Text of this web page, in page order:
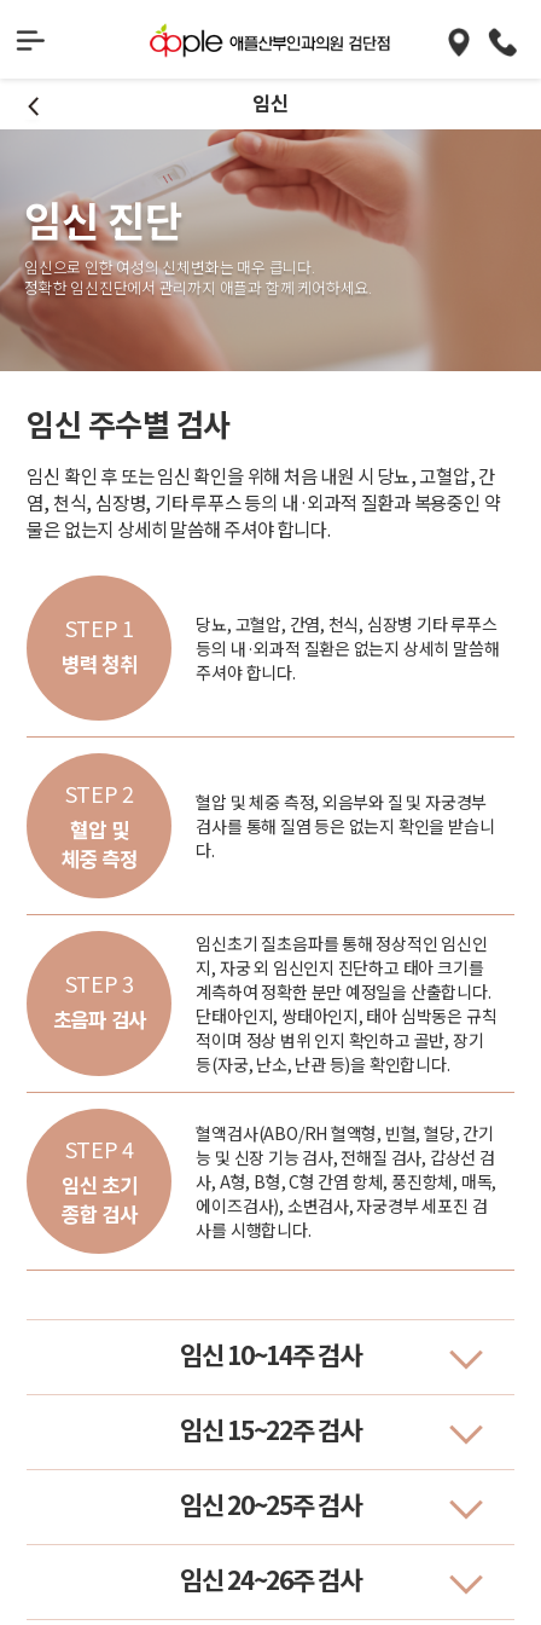
임신
임신 진단
임신으로 인한 여성의 신체변화는 매우 큽니다.
정확한 임신진단에서 관리까지 애플과 함께 케어하세요.
임신 주수별 검사
임신 확인 후 또는 임신 확인을 위해 처음 내원 시 당뇨, 고혈압, 간
염, 천식, 심장병, 기타 루푸스 등의 내·외과적 질환과 복용중인 약
물은 없는지 상세히 말씀해 주셔야 합니다.
STEP 1
병력 청취
당뇨, 고혈압, 간염, 천식, 심장병 기타 루푸스
등의 내·외과적 질환은 없는지 상세히 말씀해
주셔야 합니다.
STEP 2
혈압 및
체중 측정
혈압 및 체중 측정, 외음부와 질 및 자궁경부
검사를 통해 질염 등은 없는지 확인을 받습니
다.
STEP 3
초음파 검사
임신초기 질초음파를 통해 정상적인 임신인
지, 자궁 외 임신인지 진단하고 태아 크기를
계측하여 정확한 분만 예정일을 산출합니다.
단태아인지, 쌍태아인지, 태아 심박동은 규칙
적이며 정상 범위 인지 확인하고 골반, 장기
등(자궁, 난소, 난관 등)을 확인합니다.
STEP 4
임신 초기
종합 검사
혈액검사(ABO/RH 혈액형, 빈혈, 혈당, 간기
능 및 신장 기능 검사, 전해질 검사, 갑상선 검
사, A형, B형, C형 간염 항체, 풍진항체, 매독,
에이즈검사), 소변검사, 자궁경부 세포진 검
사를 시행합니다.
임신 10~14주 검사
임신 15~22주 검사
임신 20~25주 검사
임신 24~26주 검사